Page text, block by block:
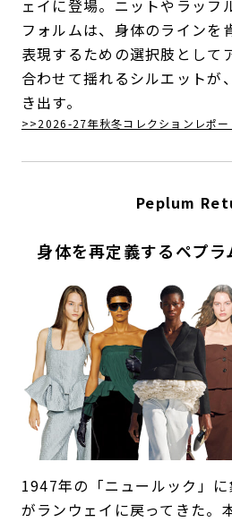
ェイに登場。ニットやラッフ
フォルムは、身体のラインを
表現するための選択肢として
合わせて揺れるシルエットが
き出す。
>>2026-27年秋冬コレクションレポー
Peplum
身体を再定義するペプラ
1947年の「ニュールック」
がランウェイに戻ってきた。